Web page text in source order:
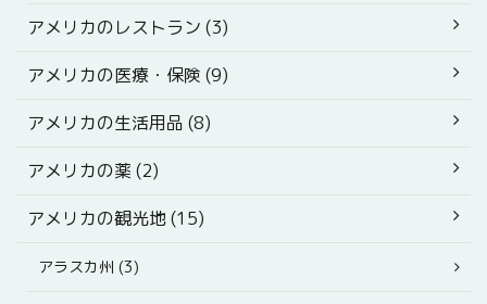
アメリカのレストラン (3)
アメリカの医療・保険 (9)
アメリカの生活用品 (8)
アメリカの薬 (2)
アメリカの観光地 (15)
アラスカ州 (3)